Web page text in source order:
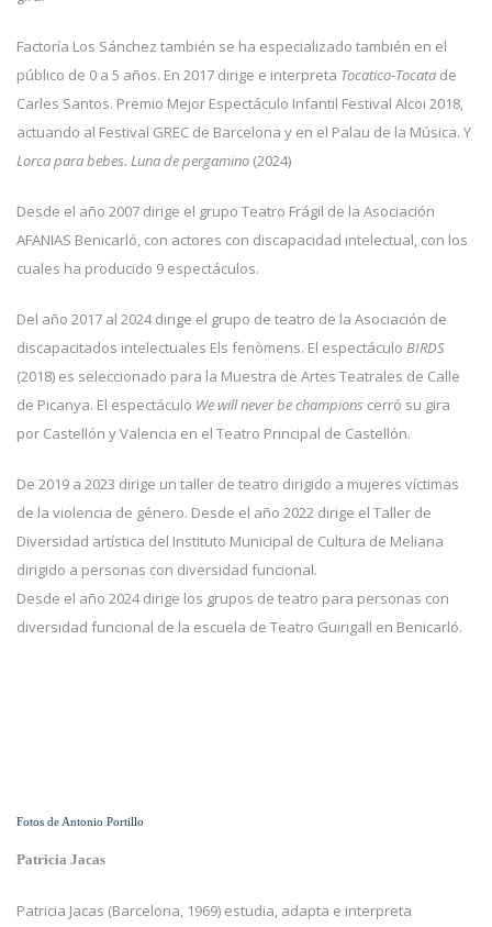
Factoría Los Sánchez también se ha especializado también en el
público de 0 a 5 años. En 2017 dirige e interpreta Tocatico-Tocata de
Carles Santos. Premio Mejor Espectáculo Infantil Festival Alcoi 2018,
actuando al Festival GREC de Barcelona y en el Palau de la Música. Y
Lorca para bebes. Luna de pergamino (2024)
Desde el año 2007 dirige el grupo Teatro Frágil de la Asociación
AFANIAS Benicarló, con actores con discapacidad intelectual, con los
cuales ha producido 9 espectáculos.
Del año 2017 al 2024 dirige el grupo de teatro de la Asociación de
discapacitados intelectuales Els fenòmens. El espectáculo BIRDS
(2018) es seleccionado para la Muestra de Artes Teatrales de Calle
de Picanya. El espectáculo We will never be champions cerró su gira
por Castellón y Valencia en el Teatro Principal de Castellón.
De 2019 a 2023 dirige un taller de teatro dirigido a mujeres víctimas
de la violencia de género. Desde el año 2022 dirige el Taller de
Diversidad artística del Instituto Municipal de Cultura de Meliana
dirigido a personas con diversidad funcional.
Desde el año 2024 dirige los grupos de teatro para personas con
diversidad funcional de la escuela de Teatro Guirigall en Benicarló.
Fotos de Antonio Portillo
Patricia Jacas
Patricia Jacas (Barcelona, 1969) estudia, adapta e interpreta